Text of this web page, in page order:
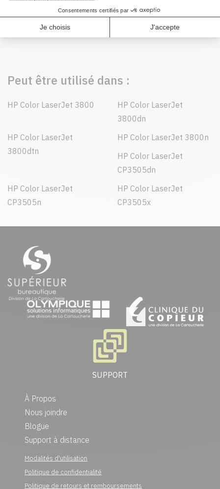
169,99 $ (2 et plus
Peut être utilisé dans :
HP Color LaserJet 3800
HP Color LaserJet
3800dn
HP Color LaserJet
3800dtn
HP Color LaserJet 3800n
HP Color LaserJet
CP3505dn
HP Color LaserJet
CP3505n
HP Color LaserJet
CP3505x
SUPPORT
À Propos
Nous joindre
Blogue
Support à distance
Modalités d'utilisation
Politique de confidentialité
Politique de retours et remboursements